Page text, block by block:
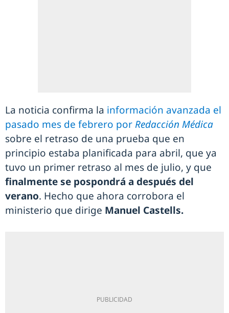
La noticia confirma la información avanzada el
pasado mes de febrero porRedacción Médica
sobre el retraso de una prueba que en
principio estaba planificada para abril, que ya
tuvo un primer retraso al mes de julio, y que
finalmente se pospondrá a después del
verano. Hecho que ahora corrobora el
ministerio que dirige Manuel Castells.